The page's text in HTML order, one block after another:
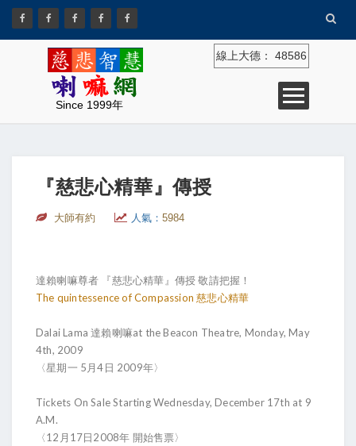
Since 1999年
線上大德： 48586
『慈悲心精華』傳授
大師有約 人氣： 5984
達賴喇嘛尊者 『慈悲心精華』傳授 敬請把握！
The quintessence of Compassion 慈悲心精華
Dalai Lama 達賴喇嘛at the Beacon Theatre, Monday, May
4th, 2009
〈星期一 5月4日 2009年〉
Tickets On Sale Starting Wednesday, December 17th at 9
A.M.
〈12月17日2008年 開始售票〉